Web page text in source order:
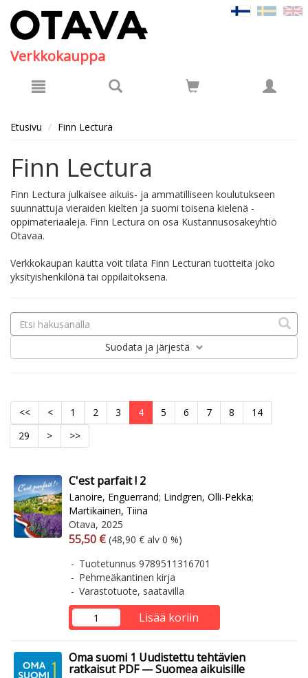
Verkkokauppa
Etusivu Finn Lectura
Finn Lectura
Finn Lectura julkaisee aikuis- ja ammatilliseen koulutukseen
suunnattuja vieraiden kielten ja suomi toisena kielenä -
oppimateriaaleja. Finn Lectura on osa Kustannusosakeyhtiö
Otavaa.
Verkkokaupan kautta voit tilata Finn Lecturan tuotteita joko
yksityishenkilönä tai oppilaitoksena.
Suodata ja järjestä
<< < 1 2 3 4 5 6 7 8
14
29
> >>
C'est parfait ! 2
Lanoire, Enguerrand; Lindgren, Olli-Pekka;
Martikainen, Tiina
Otava, 2025
Arvonlisäverollinen hinta
55,50 € Arvonlisäveroton hinta
(48,90 € alv 0 %)
Tuotetunnus 9789511316701
Pehmeäkantinen kirja
Varastotuote, saatavilla
Lisää koriin
Oma suomi 1 Uudistettu tehtävien
ratkaisut PDF — Suomea aikuisille